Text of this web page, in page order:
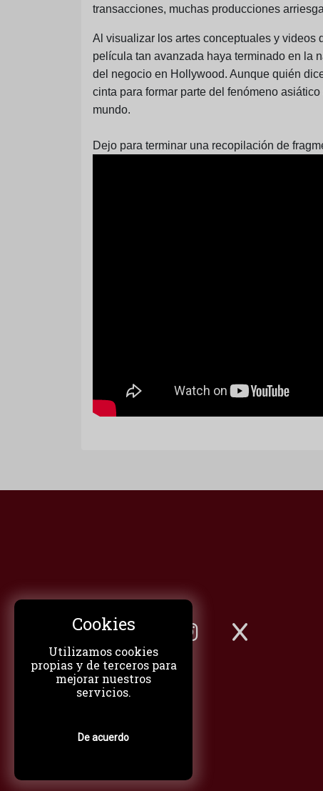
Cookies
Utilizamos cookies
propias y de terceros para
mejorar nuestros
servicios.
De acuerdo
transacciones, muchas producciones
Al visualizar los artes conceptuales y videos
película tan avanzada haya terminado en la
del negocio en Hollywood. Aunque quién
cinta para formar parte del fenómeno
mundo.
Dejo para terminar una recopilación de